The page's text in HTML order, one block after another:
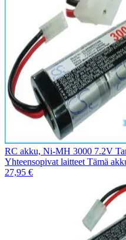
RC akku, Ni-MH 3000 7.2V
Yhteensopivat laitteet Tämä
27,95 €